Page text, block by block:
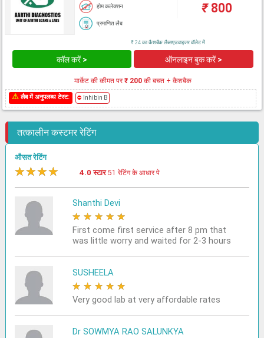
होम कलेक्शन
प्रमाणित लैब
₹800
₹ 24 का कैशबैक लैब्सएडवाइजर वॉलेट में
कॉल करें > ऑनलाइन बुक करें >
मार्केट की कीमत पर₹ 200की बचत + कैशबैक
⚠लैब में अनुपलब्ध टेस्ट: ⛔ Inhibin B
तत्कालीन कस्टमर रेटिंग
औसत रेटिंग
★★★★ 4.0 स्टार51 रेटिंग के आधार पे
Shanthi Devi
★ ★ ★ ★ ★
First come first service after 8 pm that
was little worry and waited for 2-3 hours
SUSHEELA
★ ★ ★ ★ ★
Very good lab at very affordable rates
Dr SOWMYA RAO SALUNKYA